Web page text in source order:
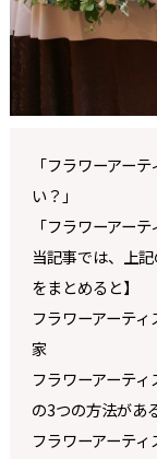
「フラワーアー
い？」
「フラワーアー
当記事では、上
をまとめると】
フラワーアーテ
家
フラワーアーテ
の3つの方法があ
フラワーアーテ